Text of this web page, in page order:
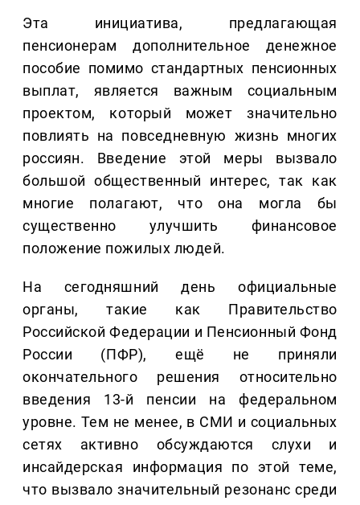
Эта инициатива, предлагающая
пенсионерам дополнительное денежное
пособие помимо стандартных пенсионных
выплат, является важным социальным
проектом, который может значительно
повлиять на повседневную жизнь многих
россиян. Введение этой меры вызвало
большой общественный интерес, так как
многие полагают, что она могла бы
существенно улучшить финансовое
положение пожилых людей.
На сегодняшний день официальные
органы, такие как Правительство
Российской Федерации и Пенсионный Фонд
России (ПФР), ещё не приняли
окончательного решения относительно
введения 13-й пенсии на федеральном
уровне. Тем не менее, в СМИ и социальных
сетях активно обсуждаются слухи и
инсайдерская информация по этой теме,
что вызвало значительный резонанс среди